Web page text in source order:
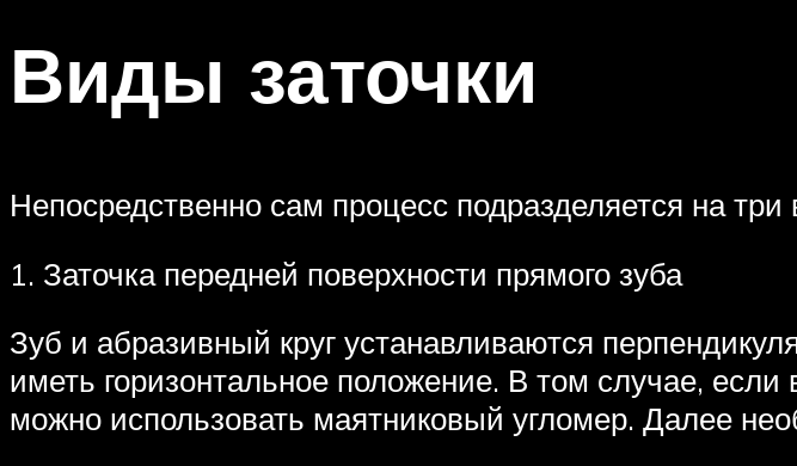
Виды заточки
Непосредственно сам процесс подразделяется на три
1. Заточка передней поверхности прямого зуба
Зуб и абразивный круг устанавливаются
иметь горизонтальное положение. В том случае,
можно использовать маятниковый угломер. Далее